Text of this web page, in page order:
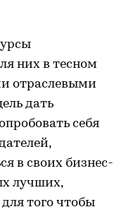
них в тесном
отраслевыми
дать
себя
в своих бизнес-
лучших,
того чтобы